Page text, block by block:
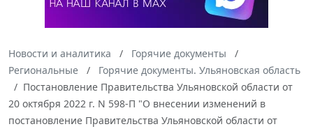
Новости и аналитика
Горячие документы
Региональные
Горячие документы. Ульяновская область
Постановление Правительства Ульяновской области от
20 октября 2022 г. N 598-П "О внесении изменений в
постановление Правительства Ульяновской области от